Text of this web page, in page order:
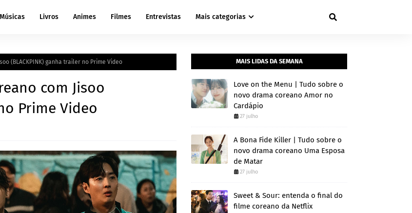
Músicas Livros Animes Filmes Entrevistas Mais categorias
(BLACKPINK) ganha trailer no Prime Video
com Jisoo
Prime Video
MAIS LIDAS DA SEMANA
Love on the Menu | Tudo sobre o
novo drama coreano Amor no
Cardápio
27 julho
A Bona Fide Killer | Tudo sobre o
novo drama coreano Uma Esposa
de Matar
27 julho
Sweet & Sour: entenda o final do
filme coreano da Netflix